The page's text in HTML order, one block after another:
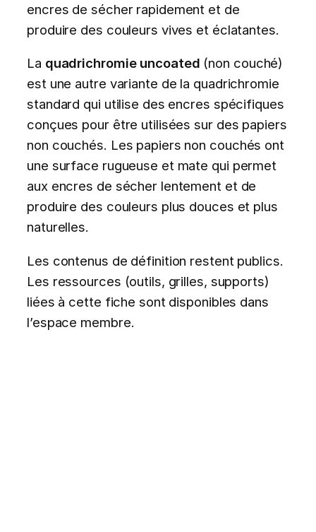
encres de sécher rapidement et de
produire des couleurs vives et éclatantes.
La quadrichromie uncoated (non couché)
est une autre variante de la quadrichromie
standard qui utilise des encres spécifiques
conçues pour être utilisées sur des papiers
non couchés. Les papiers non couchés ont
une surface rugueuse et mate qui permet
aux encres de sécher lentement et de
produire des couleurs plus douces et plus
naturelles.
Les contenus de définition restent publics.
Les ressources (outils, grilles, supports)
liées à cette fiche sont disponibles dans
l’espace membre.